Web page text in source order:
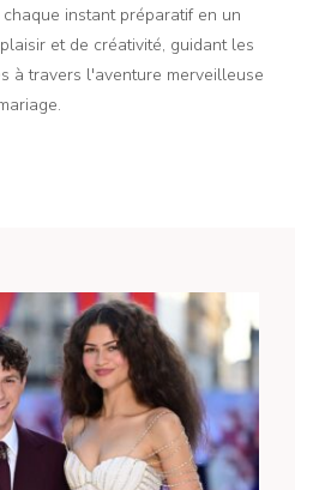
instant préparatif en un
et de créativité, guidant les
à travers l'aventure merveilleuse